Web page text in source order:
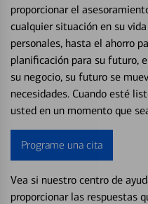
proporcionar el
cualquier situación en su
personales, hasta el ahorro
planificación para su futuro,
su negocio, su futuro se
necesidades. Cuando esté
usted en un momento que
Programe una cita
Vea si nuestro centro de
proporcionar las respuestas